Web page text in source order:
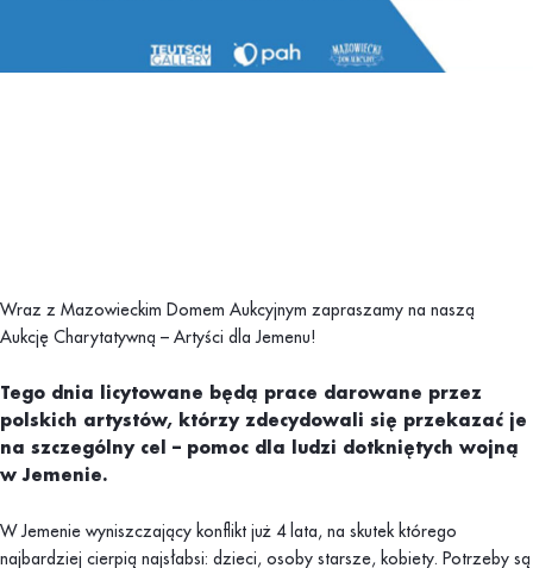
Wraz z Mazowieckim Domem Aukcyjnym zapraszamy na naszą
Aukcję Charytatywną – Artyści dla Jemenu!
Tego dnia licytowane będą prace darowane przez
polskich artystów, którzy zdecydowali się przekazać je
na szczególny cel – pomoc dla ludzi dotkniętych wojną
w Jemenie.
W Jemenie wyniszczający konflikt już 4 lata, na skutek którego
najbardziej cierpią najsłabsi: dzieci, osoby starsze, kobiety. Potrzeby są